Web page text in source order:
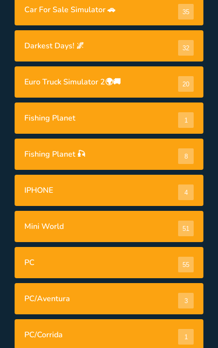
Car For Sale Simulator 🚗 35
Darkest Days! 🌌 32
Euro Truck Simulator 2🌍🚚 20
Fishing Planet 1
Fishing Planet 🎣 8
IPHONE 4
Mini World 51
PC 55
PC/Aventura 3
PC/Corrida 1